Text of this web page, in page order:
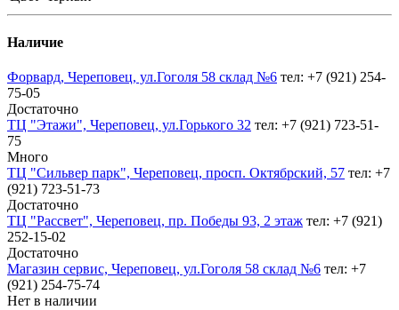
Наличие
Форвард, Череповец, ул.Гоголя 58 склад №6 тел: +7 (921) 254-
75-05
Достаточно
ТЦ "Этажи", Череповец, ул.Горького 32 тел: +7 (921) 723-51-
75
Много
ТЦ "Сильвер парк", Череповец, просп. Октябрский, 57 тел: +7
(921) 723-51-73
Достаточно
ТЦ "Рассвет", Череповец, пр. Победы 93, 2 этаж тел: +7 (921)
252-15-02
Достаточно
Магазин сервис, Череповец, ул.Гоголя 58 склад №6 тел: +7
(921) 254-75-74
Нет в наличии